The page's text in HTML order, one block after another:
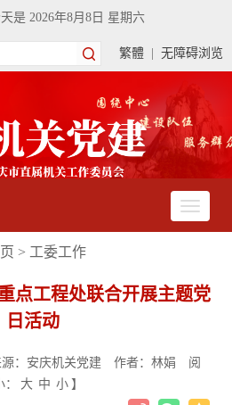
是 2026年8月8日 星期六
繁體 无障碍浏览
> 工委工作
点工程处联合开展主题党
日活动
：安庆机关党建 作者：林娟
阅
大 中 小 】